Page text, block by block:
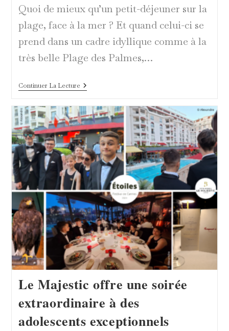
Quoi de mieux qu’un petit-déjeuner sur la
plage, face à la mer ? Et quand celui-ci se
prend dans un cadre idyllique comme à la
très belle Plage des Palmes,…
Continuer La LecturePlage
Des
Pour
Six
Étoiles
Lumineuses
Le Majestic offre une soirée
extraordinaire à des
adolescents exceptionnels